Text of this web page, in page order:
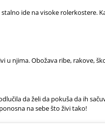
ide na visoke rolerkostere.
u njima. Obožava ribe, rakove,
da želi da pokuša da ih
na sebe što živi tako!